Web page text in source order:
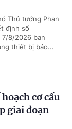
Thủ tướng Phan
định số
7/8/2026 ban
thiết bị bảo...
cơ cấu
giai đoạn